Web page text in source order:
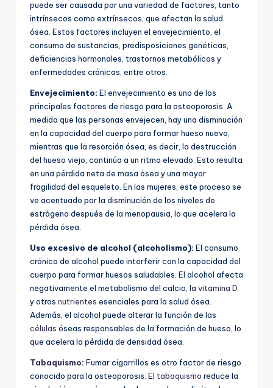
puede ser causada por una variedad de factores, tanto
intrínsecos como extrínsecos, que afectan la salud
ósea. Estos factores incluyen el envejecimiento, el
consumo de sustancias, predisposiciones genéticas,
deficiencias hormonales, trastornos metabólicos y
enfermedades crónicas, entre otros.
Envejecimiento: El envejecimiento es uno de los
principales factores de riesgo para la osteoporosis. A
medida que las personas envejecen, hay una disminución
en la capacidad del cuerpo para formar hueso nuevo,
mientras que la resorción ósea, es decir, la destrucción
del hueso viejo, continúa a un ritmo elevado. Esto resulta
en una pérdida neta de masa ósea y una mayor
fragilidad del esqueleto. En las mujeres, este proceso se
ve acentuado por la disminución de los niveles de
estrógeno después de la menopausia, lo que acelera la
pérdida ósea.
Uso excesivo de alcohol (alcoholismo): El consumo
crónico de alcohol puede interferir con la capacidad del
cuerpo para formar huesos saludables. El alcohol afecta
negativamente el metabolismo del calcio, la vitamina D
y otros nutrientes esenciales para la salud ósea.
Además, el alcohol puede alterar la función de las
células óseas responsables de la formación de hueso, lo
que acelera la pérdida de densidad ósea.
Tabaquismo: Fumar cigarrillos es otro factor de riesgo
conocido para la osteoporosis. El tabaquismo reduce la